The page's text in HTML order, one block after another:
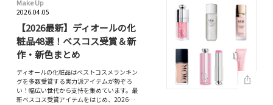
Make Up
2026.04.05
【2026最新】ディオールの化
粧品48選！ベスコス受賞＆新
作・新色まとめ
ディオールの化粧品はベストコスメランキン
グを多数受賞する実力派アイテムが勢ぞろ
い！幅広い世代から支持を集めています。最
新ベスコス受賞アイテムをはじめ、2026…